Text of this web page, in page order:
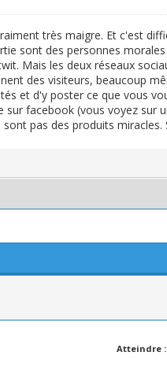
très maigre. Et c'est
sont des personnes
Mais les deux réseaux
des visiteurs, beaucoup
et d'y poster ce que vous
facebook (vous voyez
pas des produits
Atteindre :